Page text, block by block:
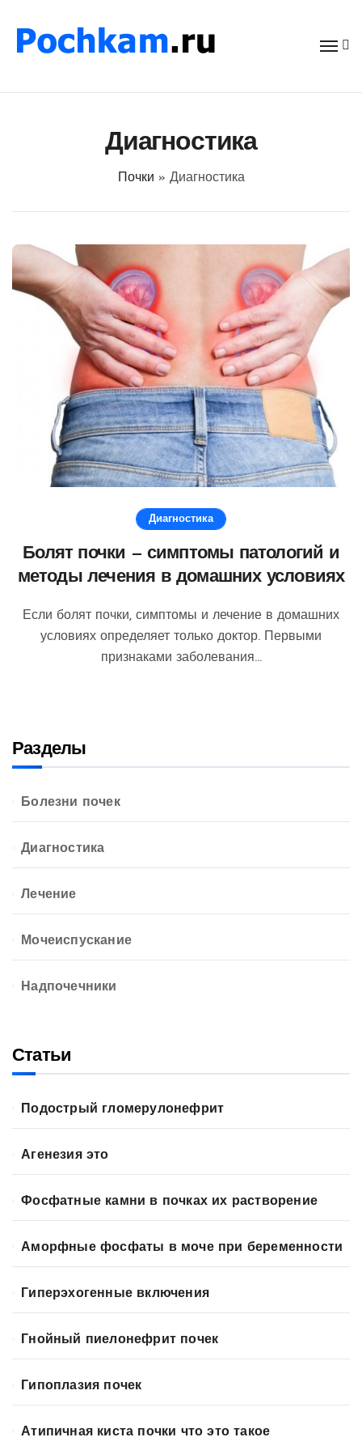
содержимому
Диагностика
Почки » Диагностика
Диагностика
Болят почки — симптомы патологий и
методы лечения в домашних условиях
Если болят почки, симптомы и лечение в домашних
условиях определяет только доктор. Первыми
признаками заболевания...
Разделы
Болезни почек
Диагностика
Лечение
Мочеиспускание
Надпочечники
Статьи
Подострый гломерулонефрит
Агенезия это
Фосфатные камни в почках их растворение
Аморфные фосфаты в моче при беременности
Гиперэхогенные включения
Гнойный пиелонефрит почек
Гипоплазия почек
Атипичная киста почки что это такое